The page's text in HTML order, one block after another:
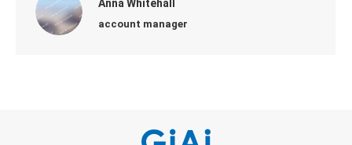
Anna Whitehall
account manager